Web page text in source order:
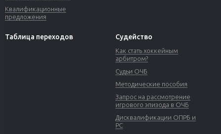
Квалификационные
предложения
Таблица переходов Судейство
Как стать хоккейным
арбитром?
Судьи ОЧБ
Методические пособия
Запрос на рассмотрение
игрового эпизода в ОЧБ
Дисквалификации ОПРБ и
РС